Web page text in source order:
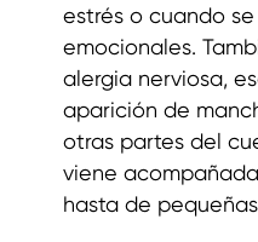
estrés o cuando
emocionales.
alergia nerviosa,
aparición de
otras partes del
viene
hasta de